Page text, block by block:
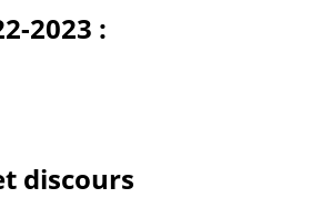
2023 :
discours